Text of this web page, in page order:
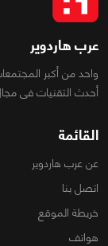
عرب هاردوير
واحد من أكبر
أحدث التقنيات فى
القائمة
عن عرب هاردوير
اتصل بنا
خريطة الموقع
هواتف